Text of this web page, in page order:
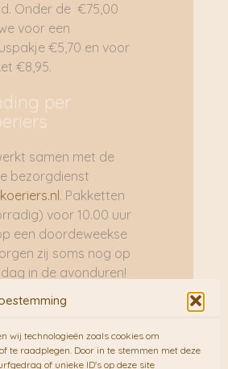
wij technologieën zoals cookies om
te raadplegen. Door in te stemmen met deze
of unieke ID's op deze site
Onder de €75,00
voor een
€5,70 en voor
€8,95.
per
samen met de
bezorgdienst
. Pakketten
voor 10.00 uur
een doordeweekse
zij soms nog op
in de avonduren!
de volgende
mogelijk ook echt